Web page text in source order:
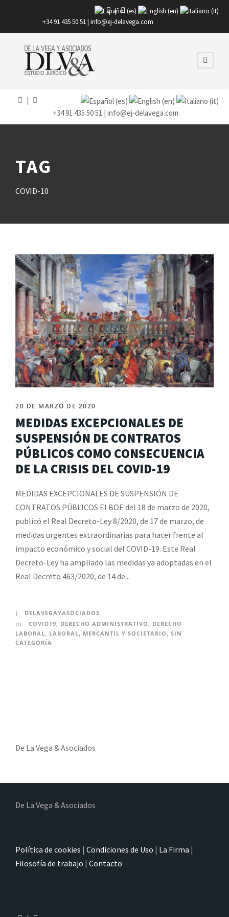
|
+34 91 435 50 51 | info@ej-delavega.com
+34 91 435 50 51 | info@ej-delavega.com
TAG
COVID-10
20 DE MARZO DE 2020
MEDIDAS EXCEPCIONALES DE
SUSPENSIÓN DE CONTRATOS
PÚBLICOS COMO CONSECUENCIA
DE LA CRISIS DEL COVID-19
MEDIDAS EXCEPCIONALES DE SUSPENSIÓN DE
CONTRATOS PÚBLICOS El BOE del 18 de marzo de 2020,
publicó el Real Decreto-Ley 8/2020, de 17 de marzo, de
medidas urgentes extraordinarias para hacer frente al
impacto económico y social del COVID-19. Este Real
Decreto-Ley ha ampliado las medidas ya adoptadas en el
Real Decreto 463/2020, de 14 de...
DELAVEGAYASOCIADOS
COVID19, DERECHO ADMINISTRATIVO , DERECHO
LABORAL, LABORAL, MERCANTIL Y SOCIETARIO , SIN
CATEGORÍA
De La Vega & Asociados
De La Vega & Asociados
Política de cookies | Condiciones de Uso | La Firma |
Filosofía de trabajo | Contacto